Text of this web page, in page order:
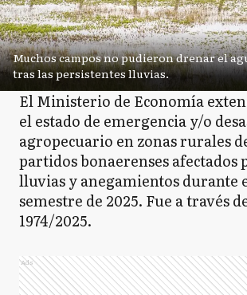
Muchos campos no pudieron drenar el
tras las persistentes lluvias.
El Ministerio de Economía
el estado de emergencia y/o
agropecuario en zonas rurales
partidos bonaerenses afectados
lluvias y anegamientos durante
semestre de 2025. Fue a través
1974/2025.
Ads